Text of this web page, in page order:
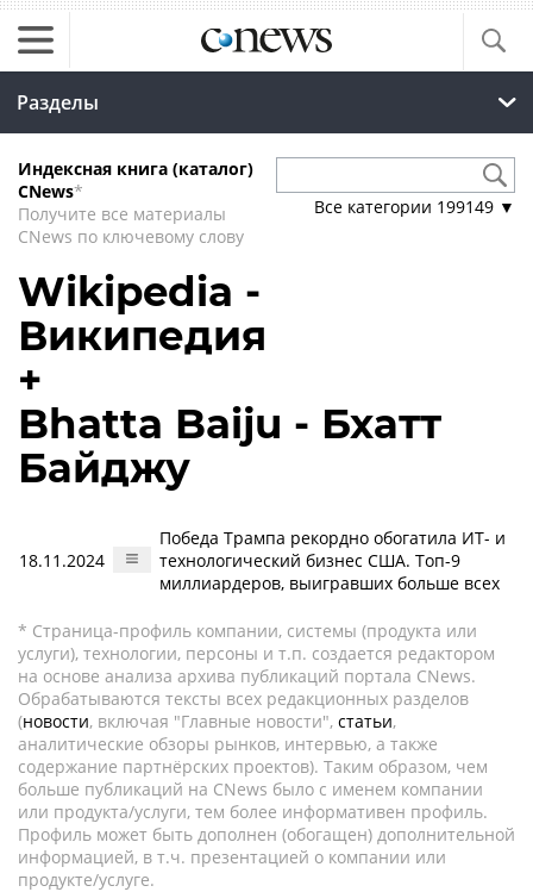
Разделы
Индексная книга (каталог)
CNews*
Получите все материалы
CNews по ключевому слову
Все категории 199149 ▼
Wikipedia -
Википедия
+
Bhatta Baiju - Бхатт
Байджу
18.11.2024
Победа Трампа рекордно обогатила ИТ- и
технологический бизнес США. Топ-9
миллиардеров, выигравших больше всех
* Страница-профиль компании, системы (продукта или
услуги), технологии, персоны и т.п. создается редактором
на основе анализа архива публикаций портала CNews.
Обрабатываются тексты всех редакционных разделов
(новости, включая "Главные новости", статьи,
аналитические обзоры рынков, интервью, а также
содержание партнёрских проектов). Таким образом, чем
больше публикаций на CNews было с именем компании
или продукта/услуги, тем более информативен профиль.
Профиль может быть дополнен (обогащен) дополнительной
информацией, в т.ч. презентацией о компании или
продукте/услуге.